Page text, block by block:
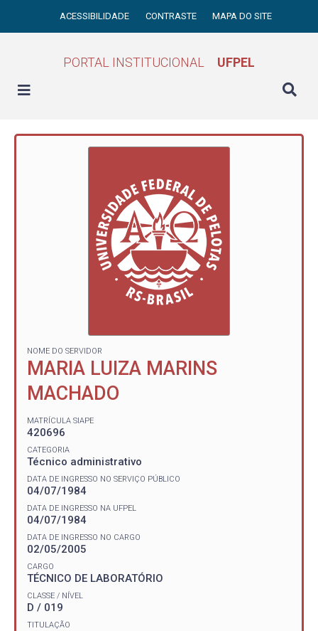
ACESSIBILIDADE CONTRASTE MAPA DO SITE
PORTAL INSTITUCIONAL UFPEL
NOME DO SERVIDOR
MARIA LUIZA MARINS
MACHADO
MATRÍCULA SIAPE
420696
CATEGORIA
Técnico administrativo
DATA DE INGRESSO NO SERVIÇO PÚBLICO
04/07/1984
DATA DE INGRESSO NA UFPEL
04/07/1984
DATA DE INGRESSO NO CARGO
02/05/2005
CARGO
TÉCNICO DE LABORATÓRIO
CLASSE / NÍVEL
D / 019
TITULAÇÃO